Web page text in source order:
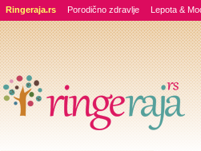
Ringeraja.rs Porodično zdravlje Lepota &